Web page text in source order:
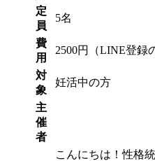
定
員
5名
費
用
2500円（LINE登録
対
象
妊活中の方
主
催
者
こんにちは！性格